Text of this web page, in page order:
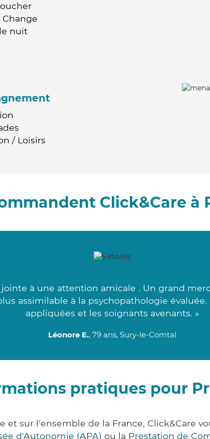
nuit
/ Loisirs
Click&Care à
à une attention amicale . Un grand
assimilable à la psychopathologie
appliquées et les soignants avenants. »
Léonore E., 79 ans, Sury-le-Comtal
pratiques pour
sur l'ensemble de la France, Click&Care
d'Autonomie (APA) ou la Prestation de